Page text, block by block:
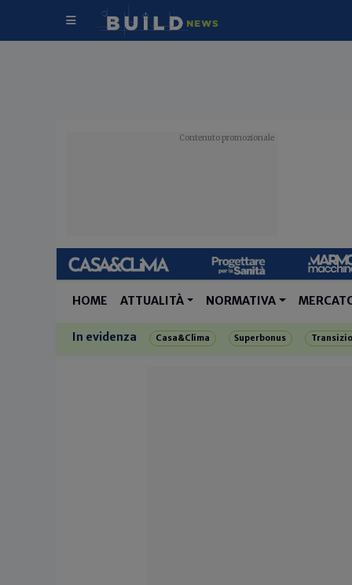
HOME ATTUALITÀ NORMATIVA
In evidenza Casa&Clima Superbonus